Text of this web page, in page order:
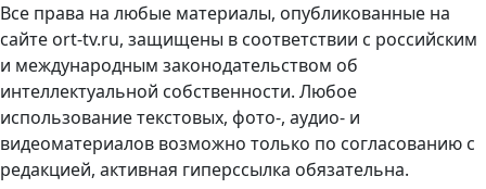
Все права на любые материалы, опубликованные на
сайте ort-tv.ru, защищены в соответствии с российским
и международным законодательством об
интеллектуальной собственности. Любое
использование текстовых, фото-, аудио- и
видеоматериалов возможно только по согласованию с
редакцией, активная гиперссылка обязательна.